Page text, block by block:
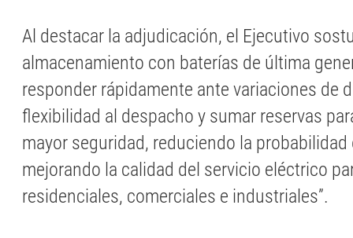
Al destacar la adjudicación, el Ejecutivo
almacenamiento con baterías de última
responder rápidamente ante variaciones de
flexibilidad al despacho y sumar reservas
mayor seguridad, reduciendo la
mejorando la calidad del servicio eléctrico
residenciales, comerciales e industriales”.